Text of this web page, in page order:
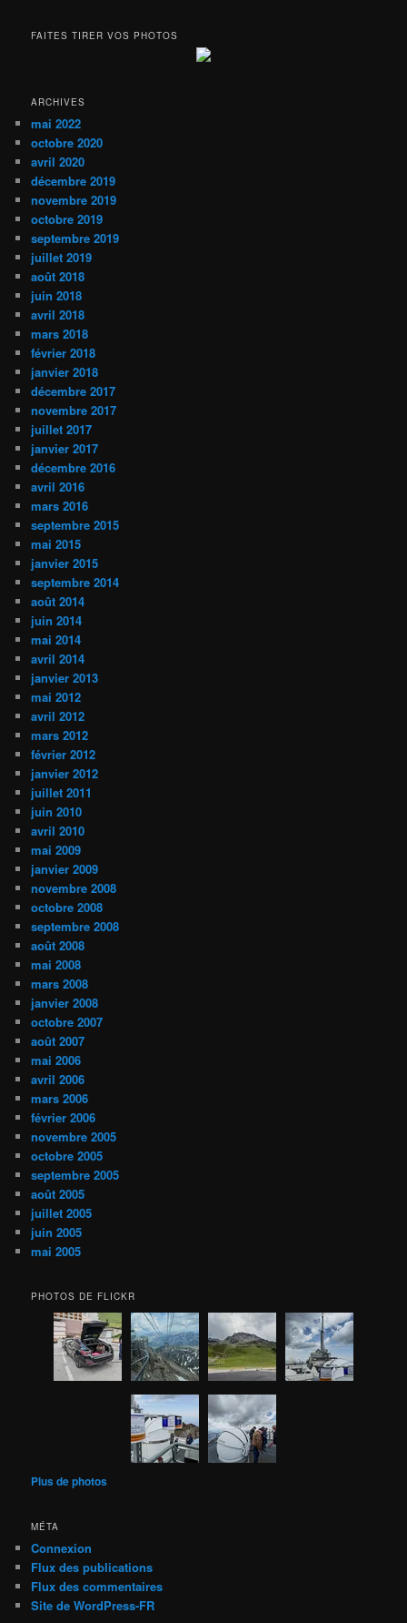
FAITES TIRER VOS PHOTOS
ARCHIVES
mai 2022
octobre 2020
avril 2020
décembre 2019
novembre 2019
octobre 2019
septembre 2019
juillet 2019
août 2018
juin 2018
avril 2018
mars 2018
février 2018
janvier 2018
décembre 2017
novembre 2017
juillet 2017
janvier 2017
décembre 2016
avril 2016
mars 2016
septembre 2015
mai 2015
janvier 2015
septembre 2014
août 2014
juin 2014
mai 2014
avril 2014
janvier 2013
mai 2012
avril 2012
mars 2012
février 2012
janvier 2012
juillet 2011
juin 2010
avril 2010
mai 2009
janvier 2009
novembre 2008
octobre 2008
septembre 2008
août 2008
mai 2008
mars 2008
janvier 2008
octobre 2007
août 2007
mai 2006
avril 2006
mars 2006
février 2006
novembre 2005
octobre 2005
septembre 2005
août 2005
juillet 2005
juin 2005
mai 2005
PHOTOS DE FLICKR
Plus de photos
MÉTA
Connexion
Flux des publications
Flux des commentaires
Site de WordPress-FR